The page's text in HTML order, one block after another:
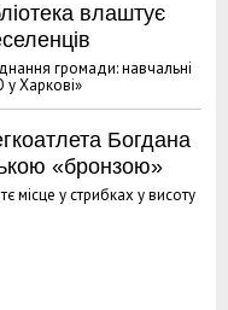
влаштує
громади: навчальні
у Харкові»
Богдана
«бронзою»
місце у стрибках у висоту